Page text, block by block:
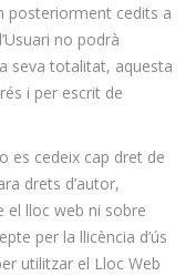
posteriorment cedits a
no podrà
seva totalitat, aquesta
i per escrit de
es cedeix cap dret de
drets d’autor,
el lloc web ni sobre
per la llicència d’ús
utilitzar el Lloc Web